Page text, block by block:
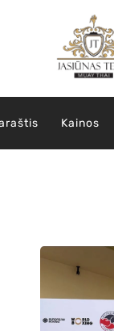
Kainos